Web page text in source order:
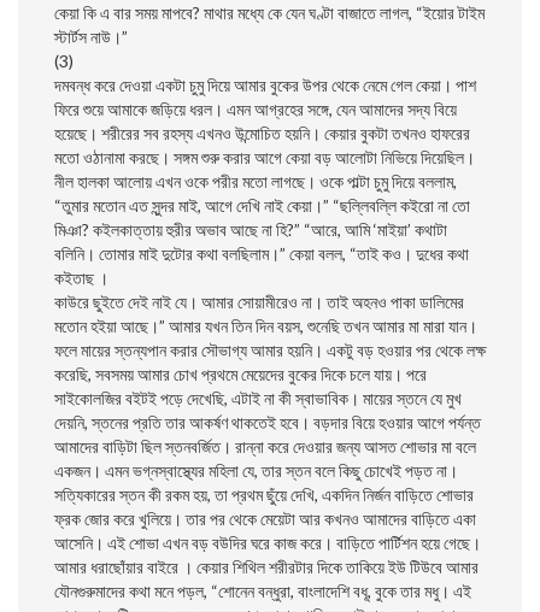
কেয়া কি এ বার সময় মাপবে? মাথার মধ্যে কে যেন ঘণ্টা বাজাতে লাগল, “ইয়োর টাইম
স্টার্টস নাউ।”
(3)
দমবন্ধ করে দেওয়া একটা চুমু দিয়ে আমার বুকের উপর থেকে নেমে গেল কেয়া। পাশ
ফিরে শুয়ে আমাকে জড়িয়ে ধরল। এমন আগ্রহের সঙ্গে, যেন আমাদের সদ্য বিয়ে
হয়েছে। শরীরের সব রহস্য এখনও উন্মোচিত হয়নি। কেয়ার বুকটা তখনও হাফরের
মতো ওঠানামা করছে। সঙ্গম শুরু করার আগে কেয়া বড় আলোটা নিভিয়ে দিয়েছিল।
নীল হালকা আলোয় এখন ওকে পরীর মতো লাগছে। ওকে পাল্টা চুমু দিয়ে বললাম,
“তুমার মতোন এত সুন্দর মাই, আগে দেখি নাই কেয়া।” “ছল্লিবল্লি কইরো না তো
মিঞা? কইলকাত্তায় হুরীর অভাব আছে না হি?” “আরে, আমি ‘মাইয়া’ কথাটা
বলিনি। তোমার মাই দুটোর কথা বলছিলাম।” কেয়া বলল, “তাই কও। দুধের কথা
কইতাছ ।
কাউরে ছুইতে দেই নাই যে। আমার সোয়ামীরেও না। তাই অহনও পাকা ডালিমের
মতোন হইয়া আছে।” আমার যখন তিন দিন বয়স, শুনেছি তখন আমার মা মারা যান।
ফলে মায়ের স্তন্যপান করার সৌভাগ্য আমার হয়নি। একটু বড় হওয়ার পর থেকে লক্ষ
করেছি, সবসময় আমার চোখ প্রথমে মেয়েদের বুকের দিকে চলে যায়। পরে
সাইকোলজির বইটই পড়ে দেখেছি, এটাই না কী স্বাভাবিক। মায়ের স্তনে যে মুখ
দেয়নি, স্তনের প্রতি তার আকর্ষণ থাকতেই হবে। বড়দার বিয়ে হওয়ার আগে পর্যন্ত
আমাদের বাড়িটা ছিল স্তনবর্জিত। রান্না করে দেওয়ার জন্য আসত শোভার মা বলে
একজন। এমন ভগ্নস্বাস্থ্যের মহিলা যে, তার স্তন বলে কিছু চোখেই পড়ত না।
সত্যিকারের স্তন কী রকম হয়, তা প্রথম ছুঁয়ে দেখি, একদিন নির্জন বাড়িতে শোভার
ফ্রক জোর করে খুলিয়ে। তার পর থেকে মেয়েটা আর কখনও আমাদের বাড়িতে একা
আসেনি। এই শোভা এখন বড় বউদির ঘরে কাজ করে। বাড়িতে পার্টিশন হয়ে গেছে।
আমার ধরাছোঁয়ার বাইরে । কেয়ার শিথিল শরীরটার দিকে তাকিয়ে ইউ টিউবে আমার
যৌনগুরুমাদের কথা মনে পড়ল, “শোনেন বন্ধুরা, বাংলাদেশি বধূ, বুকে তার মধু। এই